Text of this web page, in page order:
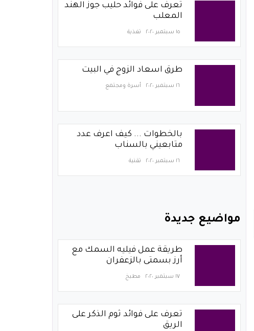
تعرف على فوائد حليب جوز الهند
المعلب
١٥ سبتمبر ٢٠٢٠ تغذية
طرق اسعاد الزوج في البيت
١٦ سبتمبر ٢٠٢٠ أسرة ومجتمع
بالخطوات ... كيف اعرف عدد
متابعيني بالسناب
١٦ سبتمبر ٢٠٢٠ تقنية
مواضيع جديدة
طريقة عمل فيليه السمك مع
أرز بسمتى بالزعفران
١٧ سبتمبر ٢٠٢٠ مطبخ
تعرف على فوائد ثوم الذكر على
الريق